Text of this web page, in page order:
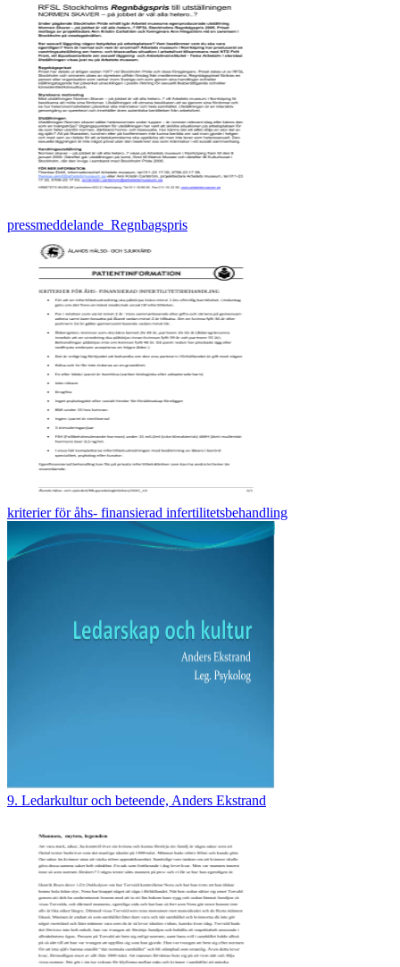
pressmeddelande_Regnbagspris
kriterier för åhs- finansierad infertilitetsbehandling
9. Ledarkultur och beteende, Anders Ekstrand